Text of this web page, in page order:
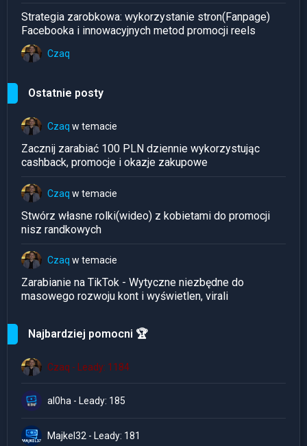
Strategia zarobkowa: wykorzystanie stron(Fanpage)
Facebooka i innowacyjnych metod promocji reels
Czaq
Ostatnie posty
Czaq w temacie
Zacznij zarabiać 100 PLN dziennie wykorzystując
cashback, promocje i okazje zakupowe
Czaq w temacie
Stwórz własne rolki(wideo) z kobietami do promocji
nisz randkowych
Czaq w temacie
Zarabianie na TikTok - Wytyczne niezbędne do
masowego rozwoju kont i wyświetlen, virali
Najbardziej pomocni 🏆
Czaq - Leady: 1184
al0ha - Leady: 185
Majkel32 - Leady: 181